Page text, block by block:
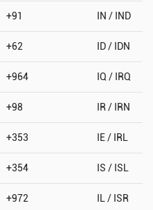
+91 IN / IND
+62 ID / IDN
+964 IQ / IRQ
+98 IR / IRN
+353 IE / IRL
+354 IS / ISL
+972 IL / ISR